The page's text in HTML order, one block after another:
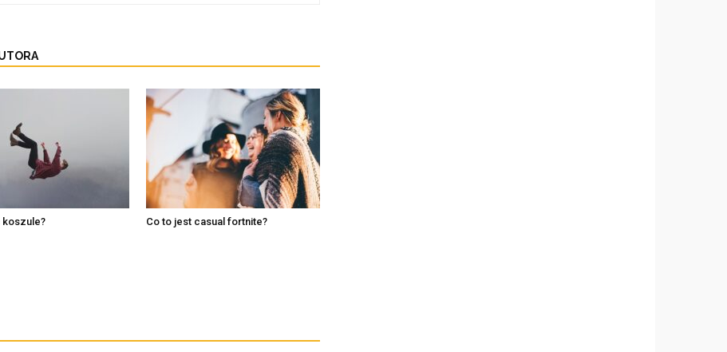
koszule? Co to jest casual fortnite?